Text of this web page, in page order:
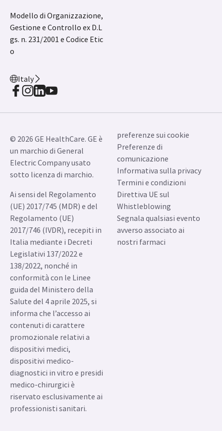
Annulla l'iscrizione
Gestione e Controllo ex D.L
o
Italy
© 2026 GE HealthCare. GE è
un marchio di General
Electric Company usato
sotto licenza di marchio.
Ai sensi del Regolamento
(UE) 2017/745 (MDR) e del
Regolamento (UE)
2017/746 (IVDR), recepiti in
Italia mediante i Decreti
Legislativi 137/2022 e
138/2022, nonché in
conformità con le Linee
guida del Ministero della
Salute del 4 aprile 2025, si
informa che l’accesso ai
contenuti di carattere
preferenze sui cookie
Preferenze di
comunicazione